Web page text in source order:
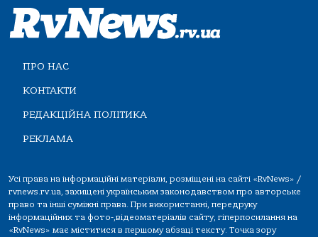
ПРО НАС
КОНТАКТИ
РЕДАКЦІЙНА ПОЛІТИКА
РЕКЛАМА
Усі права на інформаційні матеріали, розміщені на сайті «RvNews» /
rvnews.rv.ua, захищені українським законодавством про авторське
право та інші суміжні права. При використанні, передруку
інформаційних та фото-,відеоматеріалів сайту, гіперпосилання на
«RvNews» має міститися в першому абзаці тексту. Точка зору